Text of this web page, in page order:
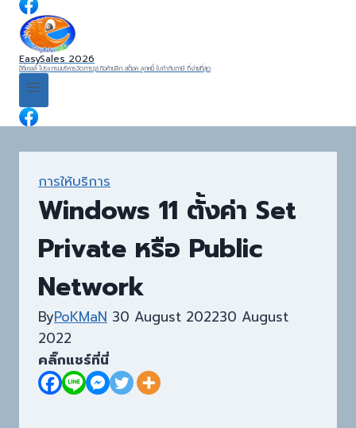
EasySales 2026
อีซี่เซลส์ โปรแกรมบริหารจัดการธุรกิจค้าปลีก สต็อค ลูกหนี้ ใบกำกับภาษี ที่ง่ายที่สุด
การให้บริการ
Windows 11 ตั้งค่า Set
Private หรือ Public
Network
ByPoKMaN 30 August 202230 August
2022
คลิ๊กแชร์ที่นี่